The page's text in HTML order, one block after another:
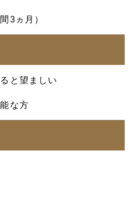
3ヵ月）
と望ましい
な方